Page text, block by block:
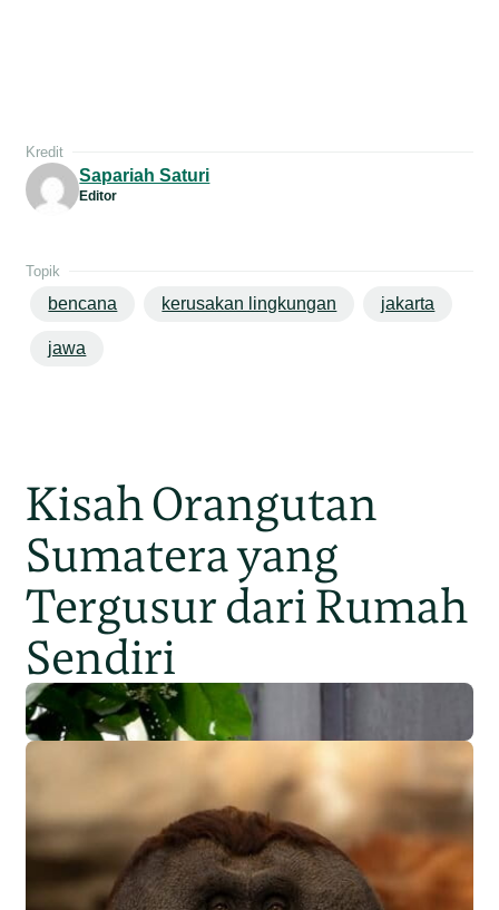
Kredit
Sapariah Saturi
Editor
Topik
bencana kerusakan lingkungan jakarta
jawa
Kisah Orangutan
Sumatera yang
Tergusur dari Rumah
Sendiri